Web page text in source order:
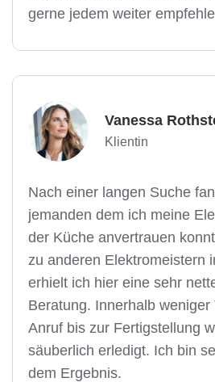
gerne jedem weiter
Vanessa
Klientin
Nach einer langen Suche
jemanden dem ich meine
der Küche anvertrauen
zu anderen Elektromeistern
erhielt ich hier eine sehr
Beratung. Innerhalb weniger
Anruf bis zur Fertigstellung
säuberlich erledigt. Ich bin
dem Ergebnis.